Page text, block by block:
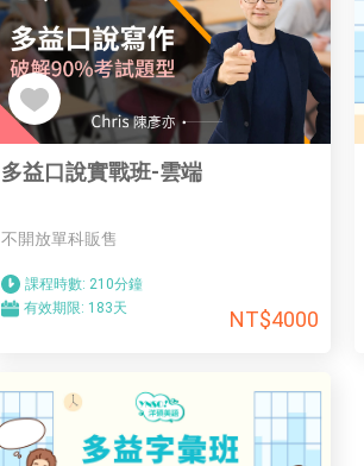
多益口說實戰班-雲端
不開放單科販售
課程時數: 210分鐘
有效期限: 183天 NT$4000